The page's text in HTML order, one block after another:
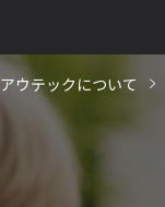
アウテックについて